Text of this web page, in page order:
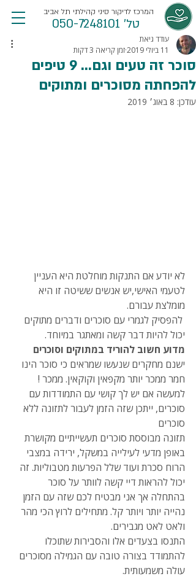
טל' 050-7248101
המרכז לדיקור סיני קהילתי תל אביב
סוכר זה טעים וגם... 9 טיפים
להפחתה מסוכרים ומתוקים
עודד גיאת
11 ביולי 2019
זמן קריאה 3 דקות
עודכן: 8 באוג׳ 2019
לא יודע אם התנקות מוחלטת היא העניין
לטעמי האישי,יש אנשים ששיטה זו היא
מומלצת עבורם.
להפסיק לגמרי עם סוכרים ודברים מתוקים
יכול להיות דבר קשה ומאתגר במיוחד.
מדוע חשוב להוריד במתוקים וסוכרים
ישנם מחקרים שנעשו שמראים כי סוכר הינו
חמר ממכר יותר מקפאין וקוקאין. ממכר !
למעשה אם יש לך קושי עם התמודדות עם
סוכרים, ייתכן שזה הזמן לעבור לתזונה ללא
סוכרים
תזונה מבוססת סוכרים תעשייתיים מקושרת
באופן מדעי לעילייה במשקל, ירידה במצבי
הרוח סכרת ועוד שלל הפרעות מטבוליות. זה
יכול להראות דיי קשה לוותר על סוכר
בהתחלה אך אני מבטיח לכם שזה עם הזמן
נהייה יותר ויותר קל. מתחילים לרוץ הכי מהר
ולאט לאט מגבירים.
התנסו בצעדים אלו והסבירות שתוכלו
להתמודד בצורה טובה עם הגמילה מסוכרים
עולה משמעותית.